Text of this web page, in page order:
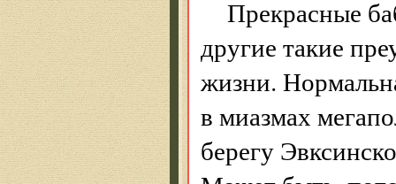
Прекрасные
другие такие
жизни.
в миазмах
берегу